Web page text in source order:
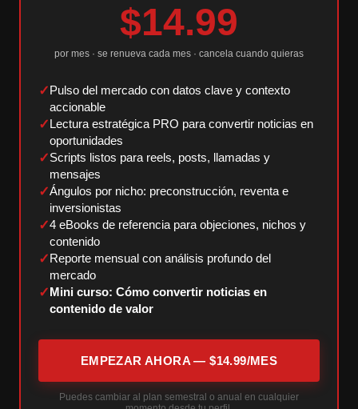
$14.99
por mes · se renueva cada mes · cancela cuando quieras
✓Pulso del mercado con datos clave y contexto
accionable
✓Lectura estratégica PRO para convertir noticias en
oportunidades
✓Scripts listos para reels, posts, llamadas y
mensajes
✓Ángulos por nicho: preconstrucción, reventa e
inversionistas
✓4 eBooks de referencia para objeciones, nichos y
contenido
✓Reporte mensual con análisis profundo del
mercado
✓Mini curso: Cómo convertir noticias en
contenido de valor
EMPEZAR AHORA — $14.99/MES
Puedes cambiar al plan semestral o anual en cualquier